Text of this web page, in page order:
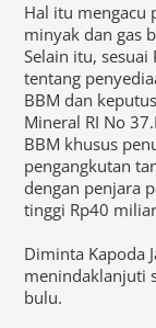
Hal itu mengacu
minyak dan gas
Selain itu,
tentang
BBM dan
Mineral RI No
BBM khusus
pengangkutan
dengan penjara
tinggi Rp40
Diminta Kapoda
menindaklanjuti
bulu.